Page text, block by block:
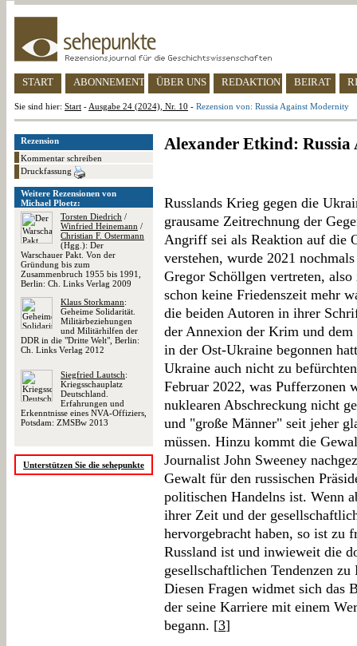
START ABONNEMENT ÜBER UNS REDAKTION BEIRAT
Sie sind hier: Start - Ausgabe 24 (2024), Nr. 10 - Rezension von: Russia Against Modernity
Rezension
Kommentar schreiben
Druckfassung
Weitere Rezensionen von
Michael Ploetz:
Torsten Diedrich /
Winfried Heinemann /
Christian F. Ostermann
(Hgg.): Der
Warschauer Pakt. Von der
Gründung bis zum
Zusammenbruch 1955 bis 1991,
Berlin: Ch. Links Verlag 2009
Klaus Storkmann:
Geheime Solidarität.
Militärbeziehungen
und Militärhilfen der
DDR in die "Dritte Welt", Berlin:
Ch. Links Verlag 2012
Siegfried Lautsch:
Kriegsschauplatz
Deutschland.
Erfahrungen und
Erkenntnisse eines NVA-Offiziers,
Potsdam: ZMSBw 2013
Unterstützen Sie die sehepunkte
Alexander Etkind:
Russlands Krieg gegen die
grausame Zeitrechnung der
Angriff sei als Reaktion auf die
verstehen, wurde 2021
Gregor Schöllgen vertreten,
schon keine Friedenszeit mehr
die beiden Autoren in ihrer
der Annexion der Krim und
in der Ost-Ukraine begonnen
Ukraine auch nicht zu
Februar 2022, was Pufferzonen
nuklearen Abschreckung nicht
und "große Männer" seit jeher
müssen. Hinzu kommt die
Journalist John Sweeney
Gewalt für den russischen
politischen Handelns ist. Wenn
ihrer Zeit und der
hervorgebracht haben, so ist zu
Russland ist und inwieweit die
gesellschaftlichen Tendenzen
Diesen Fragen widmet sich das
der seine Karriere mit einem
begann. [3]